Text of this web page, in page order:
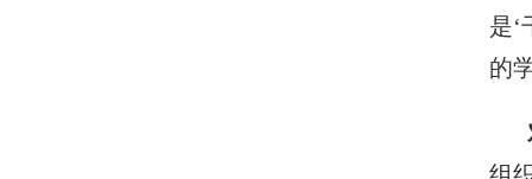
是
的